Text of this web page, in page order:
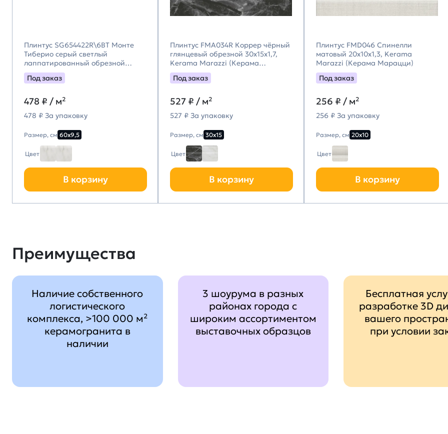
Плинтус SG654422R\6BT Монте
Тиберио серый светлый
лаппатированный обрезной
60x9,5x0,9, Kerama Marazzi
(Керама Марацци)
Под заказ
478 ₽ / м²
478 ₽ За упаковку
Размер, см 60х9,5
Цвет
В корзину
Плинтус FMA034R Коррер чёрный
глянцевый обрезной 30x15x1,7,
Kerama Marazzi (Керама
Марацци)
Под заказ
527 ₽ / м²
527 ₽ За упаковку
Размер, см 30х15
Цвет
В корзину
Плинтус FMD046 Спинелли
матовый 20x10x1,3, Kerama
Marazzi (Керама Марацци)
Под заказ
256 ₽ / м²
256 ₽ За упаковку
Размер, см 20х10
Цвет
В корзину
Преимущества
Наличие собственного
логистического
комплекса, >100 000 м²
керамогранита в
наличии
3 шоурума в разных
районах города с
широким ассортиментом
выставочных образцов
Бесплатная
разработке 3D
вашего
при условии